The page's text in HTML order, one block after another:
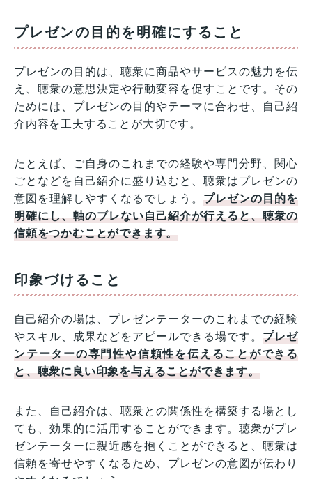
プレゼンの目的を明確にすること
プレゼンの目的は、聴衆に商品やサービスの魅力を伝
え、聴衆の意思決定や行動変容を促すことです。その
ためには、プレゼンの目的やテーマに合わせ、自己紹
介内容を工夫することが大切です。
たとえば、ご自身のこれまでの経験や専門分野、関心
ごとなどを自己紹介に盛り込むと、聴衆はプレゼンの
意図を理解しやすくなるでしょう。プレゼンの目的を
明確にし、軸のブレない自己紹介が行えると、聴衆の
信頼をつかむことができます。
印象づけること
自己紹介の場は、プレゼンテーターのこれまでの経験
やスキル、成果などをアピールできる場です。プレゼ
ンテーターの専門性や信頼性を伝えることができる
と、聴衆に良い印象を与えることができます。
また、自己紹介は、聴衆との関係性を構築する場とし
ても、効果的に活用することができます。聴衆がプレ
ゼンテーターに親近感を抱くことができると、聴衆は
信頼を寄せやすくなるため、プレゼンの意図が伝わり